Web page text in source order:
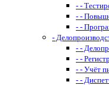
- -
- -
- -
-
- -
- -
- - Учёт
- -